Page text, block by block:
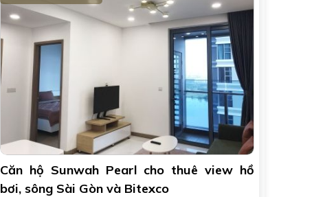
Căn hộ Sunwah Pearl cho thuê view hồ
bơi, sông Sài Gòn và Bitexco